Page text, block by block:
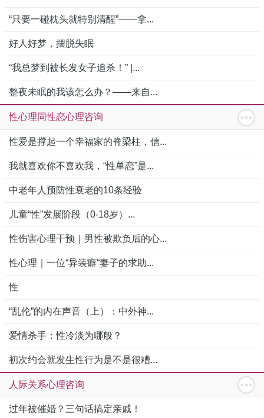
“只要一碰枕头就特别清醒”——拿...
好人好梦，摆脱失眠
“我总梦到被长发女子追杀！” |...
整夜未眠的我该怎么办？——来自...
性心理同性恋心理咨询
性爱是撑起一个幸福家的脊梁柱，信...
我就喜欢你不喜欢我，“性单恋”是...
中老年人预防性衰老的10条经验
儿童“性”发展阶段（0-18岁）...
性伤害心理干预｜男性被欺负后的心...
性心理｜一位“异装癖“妻子的求助...
性
“乱伦”的内在声音（上）：中外神...
爱情杀手：性冷淡为哪般？
初次约会就发生性行为是不是很糟...
人际关系心理咨询
过年被催婚？三句话搞定亲戚！